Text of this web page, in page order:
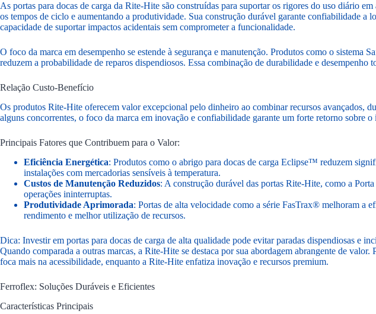
As portas para docas de carga da Rite-Hite são construídas para suportar os rigores do uso diário
os tempos de ciclo e aumentando a produtividade. Sua construção durável garante confiabilidade
capacidade de suportar impactos acidentais sem comprometer a funcionalidade.
O foco da marca em desempenho se estende à segurança e manutenção. Produtos como o
reduzem a probabilidade de reparos dispendiosos. Essa combinação de durabilidade e
Relação Custo-Benefício
Os produtos Rite-Hite oferecem valor excepcional pelo dinheiro ao combinar recursos avançados,
alguns concorrentes, o foco da marca em inovação e confiabilidade garante um forte retorno sobre
Principais Fatores que Contribuem para o Valor:
Eficiência Energética: Produtos como o abrigo para docas de carga Eclipse™ reduzem
instalações com mercadorias sensíveis à temperatura.
Custos de Manutenção Reduzidos: A construção durável das portas Rite-Hite, como a
operações ininterruptas.
Produtividade Aprimorada: Portas de alta velocidade como a série FasTrax® melhoram a
rendimento e melhor utilização de recursos.
Dica: Investir em portas para docas de carga de alta qualidade pode evitar paradas dispendiosas e
Quando comparada a outras marcas, a Rite-Hite se destaca por sua abordagem abrangente de
foca mais na acessibilidade, enquanto a Rite-Hite enfatiza inovação e recursos premium.
Ferroflex: Soluções Duráveis e Eficientes
Características Principais